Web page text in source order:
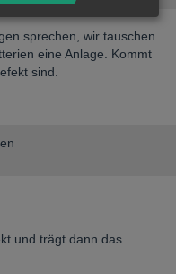
sprechen, wir tauschen
eine Anlage. Kommt
sind.
und trägt dann das